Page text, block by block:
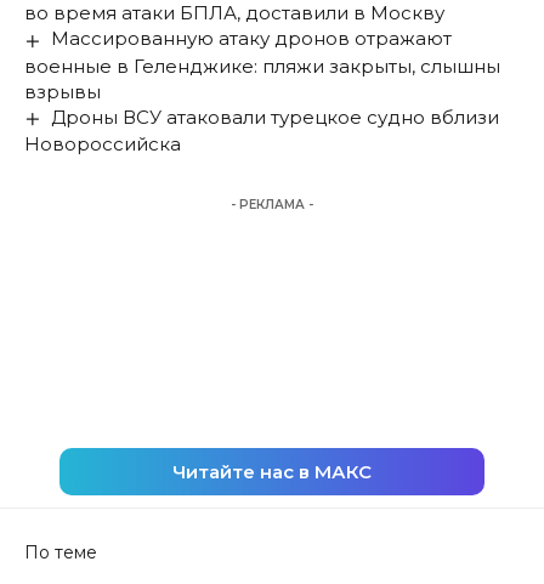
во время атаки БПЛА, доставили в Москву
Массированную атаку дронов отражают
военные в Геленджике: пляжи закрыты, слышны
взрывы
Дроны ВСУ атаковали турецкое судно вблизи
Новороссийска
- РЕКЛАМА -
Читайте нас в МАКС
По теме